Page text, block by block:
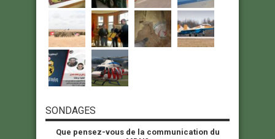
SONDAGES
Que pensez-vous de la communication du